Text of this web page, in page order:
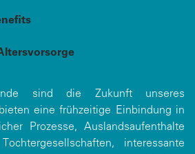
sind die Zukunft unseres
eine frühzeitige Einbindung in
Prozesse, Auslandsaufenthalte
interessante